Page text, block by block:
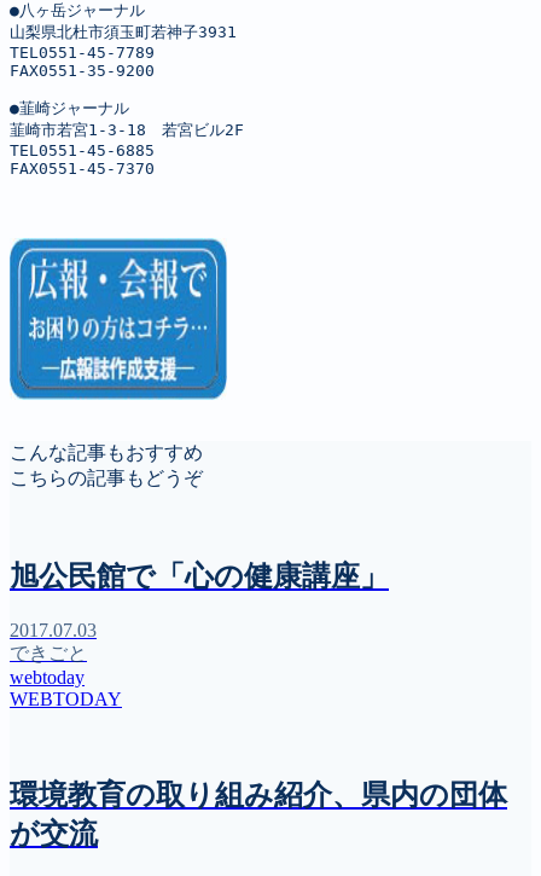
●八ヶ岳ジャーナル
山梨県北杜市須玉町若神子3931
TEL0551-45-7789
FAX0551-35-9200
●韮崎ジャーナル
韮崎市若宮1-3-18　若宮ビル2F
TEL0551-45-6885
FAX0551-45-7370
こんな記事もおすすめ
こちらの記事もどうぞ
旭公民館で「心の健康講座」
2017.07.03
できごと
webtoday
WEBTODAY
環境教育の取り組み紹介、県内の団体
が交流